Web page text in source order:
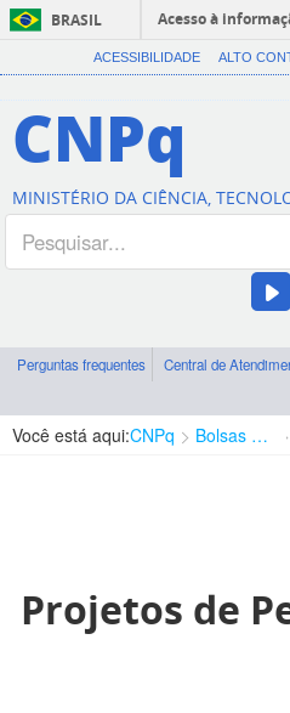
BRASIL
Acesso à
ACESSIBILIDADE ALTO
CNPq
MINISTÉRIO DA CIÊNCIA,
Perguntas frequentes Central de
Você está aqui:CNPq Bolsas e Auxílios Vigentes
Projetos de